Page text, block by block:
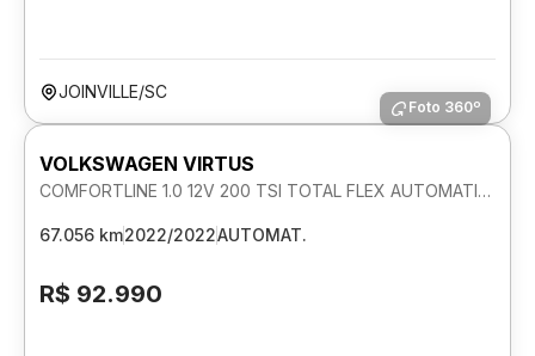
JOINVILLE/SC
Foto 360º
VOLKSWAGEN VIRTUS
COMFORTLINE 1.0 12V 200 TSI TOTAL FLEX AUTOMATICO
67.056 km2022/2022AUTOMAT.
R$ 92.990